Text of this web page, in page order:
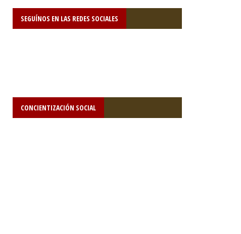
SEGUÍNOS EN LAS REDES SOCIALES
CONCIENTIZACIÓN SOCIAL